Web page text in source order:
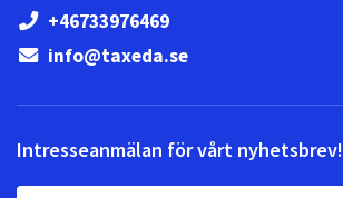
+46733976469
info@taxeda.se
Intresseanmälan för vårt nyhetsbrev!